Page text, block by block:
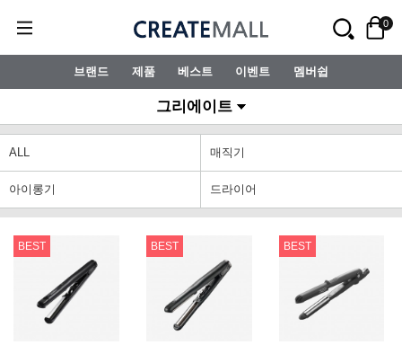
0
브랜드 제품 베스트 이벤트 멤버쉽
그리에이트
ALL 매직기
아이롱기 드라이어
BEST BEST BEST